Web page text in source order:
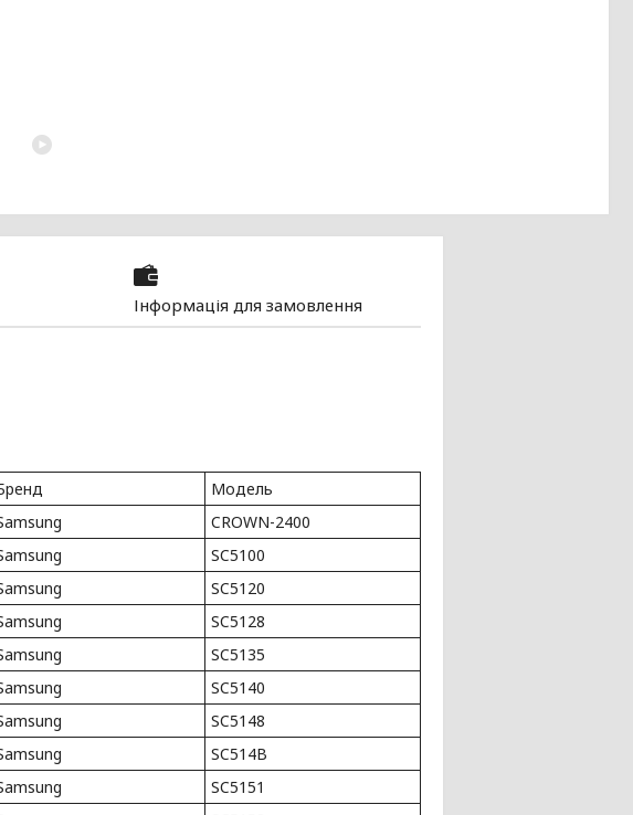
Інформація для замовлення
Модель
CROWN-2400
SC5100
SC5120
SC5128
SC5135
SC5140
SC5148
SC514B
SC5151